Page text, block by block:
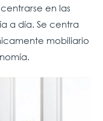
en las
a día. Se centra
mobiliario